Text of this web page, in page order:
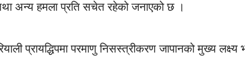
अन्य हमला प्रति सचेत रहेको जनाएको छ ।
प्रायद्धिपमा परमाणु निसस्त्रीकरण जापानको मुख्य लक्ष्य